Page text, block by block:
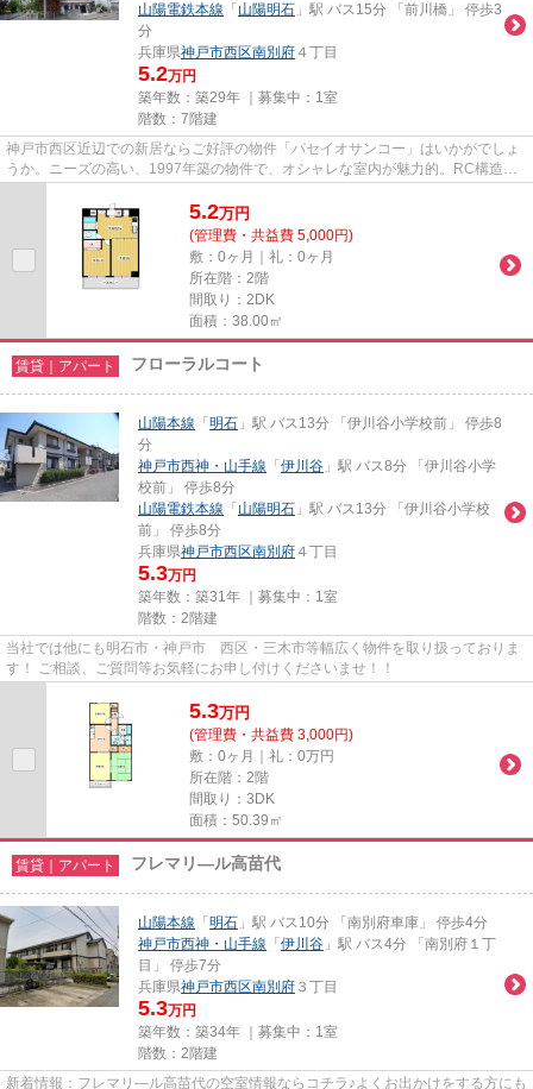
山陽電鉄本線 「 山陽明石 」駅 バス15分 「前川橋」 停歩3
分
兵庫県神戸市西区南別府 ４丁目
5.2万円
築年数：築29年 ｜募集中： 1室
階数：7階建
神戸市西区近辺での新居ならご好評の物件「パセイオサンコー」はいかがでしょ
うか。ニーズの高い、1997年築の物件で、オシャレな室内が魅力的。RC構造を
5.2万円
(管理費・共益費 5,000円)
敷：0ヶ月｜礼：0ヶ月
所在階：2階
間取り：2DK
面積：38.00㎡
賃貸｜アパート フローラルコート
山陽本線 「 明石 」駅 バス13分 「伊川谷小学校前」 停歩8
分
神戸市西神・山手線 「 伊川谷 」駅 バス8分 「伊川谷小学
校前」 停歩8分
山陽電鉄本線 「 山陽明石 」駅 バス13分 「伊川谷小学校
前」 停歩8分
兵庫県神戸市西区南別府 ４丁目
5.3万円
築年数：築31年 ｜募集中： 1室
階数：2階建
当社では他にも明石市・神戸市 西区・三木市等幅広く物件を取り扱っておりま
す！ ご相談、ご質問等お気軽にお申し付けくださいませ！！
5.3万円
(管理費・共益費 3,000円)
敷：0ヶ月｜礼：0万円
所在階：2階
間取り：3DK
面積：50.39㎡
賃貸｜アパート フレマリ―ル高苗代
山陽本線 「 明石 」駅 バス10分 「南別府車庫」 停歩4分
神戸市西神・山手線 「 伊川谷 」駅 バス4分 「南別府１丁
目」 停歩7分
兵庫県神戸市西区南別府 ３丁目
5.3万円
築年数：築34年 ｜募集中： 1室
階数：2階建
新着情報：フレマリ―ル高苗代の空室情報ならコチラ♪よくお出かけをする方にも